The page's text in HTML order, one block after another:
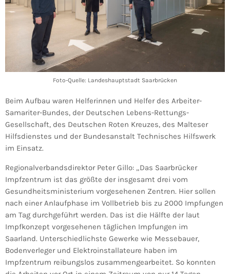
Foto-Quelle: Landeshauptstadt Saarbrücken
Beim Aufbau waren Helferinnen und Helfer des Arbeiter-
Samariter-Bundes, der Deutschen Lebens-Rettungs-
Gesellschaft, des Deutschen Roten Kreuzes, des Malteser
Hilfsdienstes und der Bundesanstalt Technisches Hilfswerk
im Einsatz.
Regionalverbandsdirektor Peter Gillo: „Das Saarbrücker
Impfzentrum ist das größte der insgesamt drei vom
Gesundheitsministerium vorgesehenen Zentren. Hier sollen
nach einer Anlaufphase im Vollbetrieb bis zu 2000 Impfungen
am Tag durchgeführt werden. Das ist die Hälfte der laut
Impfkonzept vorgesehenen täglichen Impfungen im
Saarland. Unterschiedlichste Gewerke wie Messebauer,
Bodenverleger und Elektroinstallateure haben im
Impfzentrum reibungslos zusammengearbeitet. So konnten